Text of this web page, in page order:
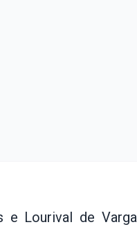
e Lourival de